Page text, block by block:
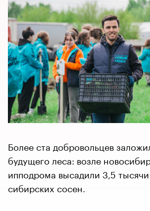
Более ста добровольцев
будущего леса: возле
ипподрома высадили 3,5
сибирских сосен.